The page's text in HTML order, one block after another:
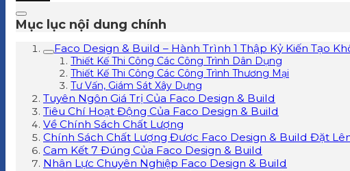
Mục lục nội dung chính
Faco Design & Build – Hành Trình 1 Thập Kỷ Kiến Tạo
Thiết Kế Thi Công Các Công Trình Dân Dụng
Thiết Kế Thi Công Các Công Trình Thương Mại
Tư Vấn, Giám Sát Xây Dựng
Tuyên Ngôn Giá Trị Của Faco Design & Build
Tiêu Chí Hoạt Động Của Faco Design & Build
Về Chính Sách Chất Lượng
Chính Sách Chất Lượng Được Faco Design & Build Đặt
Cam Kết 7 Đúng Của Faco Design & Build
Nhân Lực Chuyên Nghiệp Faco Design & Build